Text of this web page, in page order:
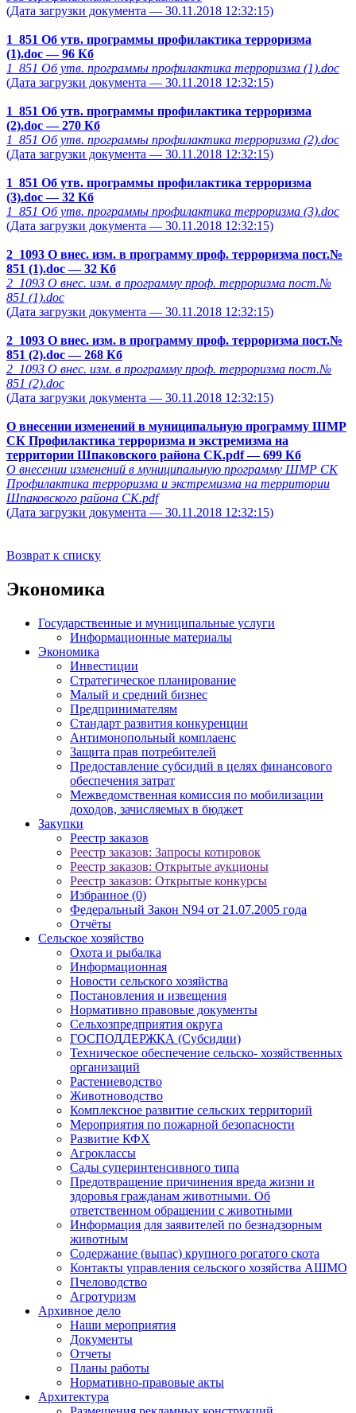
(Дата загрузки документа — 30.11.2018 12:32:15)
1_851 Об утв. программы профилактика терроризма
(1).doc— 96 Кб
1_851 Об утв. программы профилактика терроризма (1).doc
(Дата загрузки документа — 30.11.2018 12:32:15)
1_851 Об утв. программы профилактика терроризма
(2).doc— 270 Кб
1_851 Об утв. программы профилактика терроризма (2).doc
(Дата загрузки документа — 30.11.2018 12:32:15)
1_851 Об утв. программы профилактика терроризма
(3).doc— 32 Кб
1_851 Об утв. программы профилактика терроризма (3).doc
(Дата загрузки документа — 30.11.2018 12:32:15)
2_1093 О внес. изм. в программу проф. терроризма пост.№
851 (1).doc— 32 Кб
2_1093 О внес. изм. в программу проф. терроризма пост.№
851 (1).doc
(Дата загрузки документа — 30.11.2018 12:32:15)
2_1093 О внес. изм. в программу проф. терроризма пост.№
851 (2).doc— 268 Кб
2_1093 О внес. изм. в программу проф. терроризма пост.№
851 (2).doc
(Дата загрузки документа — 30.11.2018 12:32:15)
О внесении изменений в муниципальную программу ШМР
СК Профилактика терроризма и экстремизма на
территории Шпаковского района СК.pdf— 699 Кб
О внесении изменений в муниципальную программу ШМР СК
Профилактика терроризма и экстремизма на территории
Шпаковского района СК.pdf
(Дата загрузки документа — 30.11.2018 12:32:15)
Возврат к списку
Экономика
Государственные и муниципальные услуги
Информационные материалы
Экономика
Инвестиции
Стратегическое планирование
Малый и средний бизнес
Предпринимателям
Стандарт развития конкуренции
Антимонопольный комплаенс
Защита прав потребителей
Предоставление субсидий в целях финансового
обеспечения затрат
Межведомственная комиссия по мобилизации
доходов, зачисляемых в бюджет
Закупки
Реестр заказов
Реестр заказов: Запросы котировок
Реестр заказов: Открытые аукционы
Реестр заказов: Открытые конкурсы
Избранное (0)
Федеральный Закон N94 от 21.07.2005 года
Отчёты
Сельское хозяйство
Охота и рыбалка
Информационная
Новости сельского хозяйства
Постановления и извещения
Нормативно правовые документы
Сельхозпредприятия округа
ГОСПОДДЕРЖКА (Субсидии)
Техническое обеспечение сельско- хозяйственных
организаций
Растениеводство
Животноводство
Комплексное развитие сельских территорий
Мероприятия по пожарной безопасности
Развитие КФХ
Агроклассы
Сады суперинтенсивного типа
Предотвращение причинения вреда жизни и
здоровья гражданам животными. Об
ответственном обращении с животными
Информация для заявителей по безнадзорным
животным
Содержание (выпас) крупного рогатого скота
Контакты управления сельского хозяйства АШМО
Пчеловодство
Агротуризм
Архивное дело
Наши мероприятия
Документы
Отчеты
Планы работы
Нормативно-правовые акты
Архитектура